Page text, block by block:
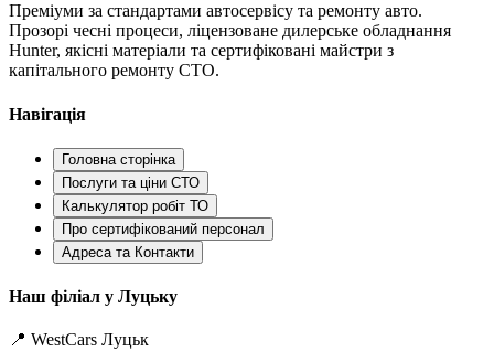
Преміуми за стандартами автосервісу та ремонту авто.
Прозорі чесні процеси, ліцензоване дилерське обладнання
Hunter, якісні матеріали та сертифіковані майстри з
капітального ремонту СТО.
Навігація
Головна сторінка
Послуги та ціни СТО
Калькулятор робіт ТО
Про сертифікований персонал
Адреса та Контакти
Наш філіал у Луцьку
📍 WestCars Луцьк